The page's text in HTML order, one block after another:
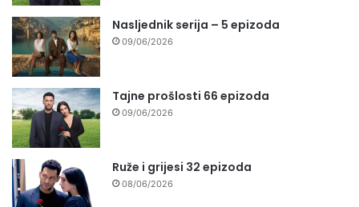
Nasljednik serija – 5 epizoda
09/06/2026
Tajne prošlosti 66 epizoda
09/06/2026
Ruže i grijesi 32 epizoda
08/06/2026